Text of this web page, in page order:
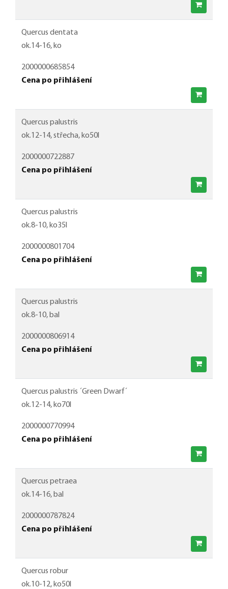
Quercus dentata
ok.14-16, ko
2000000685854
Cena po přihlášení
Quercus palustris
ok.12-14, střecha, ko50l
2000000722887
Cena po přihlášení
Quercus palustris
ok.8-10, ko35l
2000000801704
Cena po přihlášení
Quercus palustris
ok.8-10, bal
2000000806914
Cena po přihlášení
Quercus palustris ´Green Dwarf´
ok.12-14, ko70l
2000000770994
Cena po přihlášení
Quercus petraea
ok.14-16, bal
2000000787824
Cena po přihlášení
Quercus robur
ok.10-12, ko50l